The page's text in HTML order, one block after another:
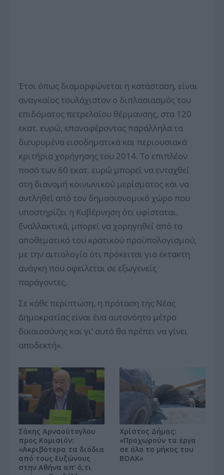
Έτσι όπως διαμορφώνεται η κατάσταση, είναι
αναγκαίος τουλάχιστον ο διπλασιασμός του
επιδόματος πετρελαίου θέρμανσης, στα 120
εκατ. ευρώ, επαναφέροντας παράλληλα τα
διευρυμένα εισοδηματικά και περιουσιακά
κριτήρια χορήγησης του 2014. Το επιπλέον
ποσό των 60 εκατ. ευρώ μπορεί να ενταχθεί
στη διανομή κοινωνικού μερίσματος και να
αντληθεί από τον δημοσιονομικό χώρο που
υποστηρίζει η Κυβέρνηση ότι υφίσταται.
Εναλλακτικά, μπορεί να χορηγηθεί από το
αποθεματικό του κρατικού προϋπολογισμού,
με την αιτιολογία ότι πρόκειται για έκτακτη
ανάγκη που οφείλεται σε εξωγενείς
παράγοντες.
Σε κάθε περίπτωση, η πρόταση της Νέας
Δημοκρατίας είναι ένα αυτονόητο μέτρο
δικαιοσύνης και γι’ αυτό θα πρέπει να γίνει
αποδεκτή».
Σάκης Αρναούτογλου
προς Κομισιόν:
«Ακριβότερα τα διόδια
από τους Ευζώνους
στην Αθήνα απ’ ό,τι
Χρίστος Δήμας:
«Προχωρούν τα έργα
σε όλο το μήκος του
ΒΟΑΚ»